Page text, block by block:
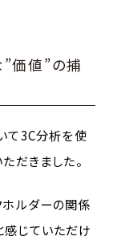
”価値”の捕
て3C分析を使
だきました。
ホルダーの関係
じていただけ